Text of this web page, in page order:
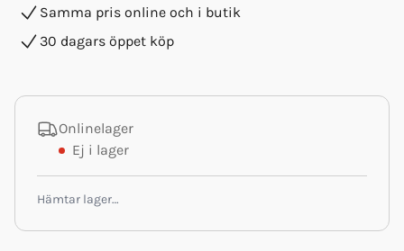
Samma pris online och i butik
30 dagars öppet köp
Onlinelager
Ej i lager
Hämtar lager…